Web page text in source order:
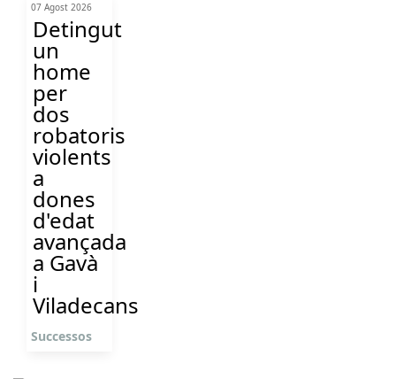
07 Agost 2026
Detingut
un
home
per
dos
robatoris
violents
a
dones
d'edat
avançada
a Gavà
i
Viladecans
Successos